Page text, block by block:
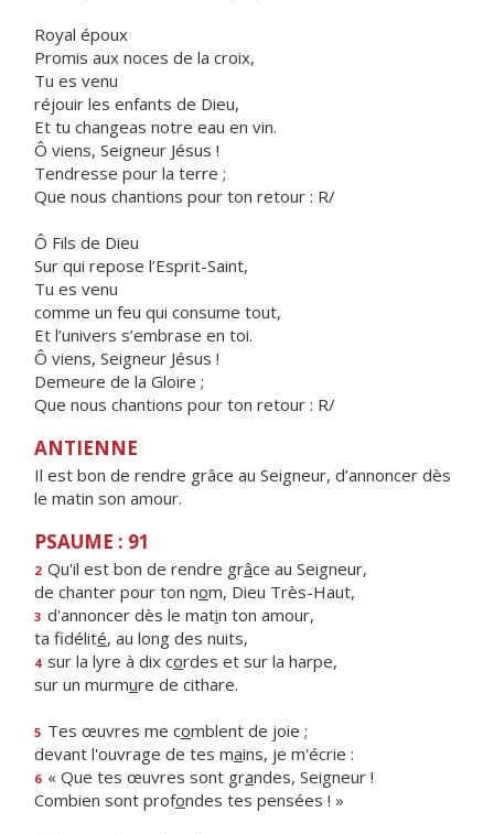
Royal époux
Promis aux noces de la croix,
Tu es venu
réjouir les enfants de Dieu,
Et tu changeas notre eau en vin.
Ô viens, Seigneur Jésus !
Tendresse pour la terre ;
Que nous chantions pour ton retour : R/
Ô Fils de Dieu
Sur qui repose l’Esprit-Saint,
Tu es venu
comme un feu qui consume tout,
Et l’univers s’embrase en toi.
Ô viens, Seigneur Jésus !
Demeure de la Gloire ;
Que nous chantions pour ton retour : R/
ANTIENNE
Il est bon de rendre grâce au Seigneur, d’annoncer dès
le matin son amour.
PSAUME : 91
2 Qu'il est bon de rendre grâce au Seigneur,
de chanter pour ton nom, Dieu Très-Haut,
3 d'annoncer dès le matin ton amour,
ta fidélité, au long des nuits,
4 sur la lyre à dix cordes et sur la harpe,
sur un murmure de cithare.
5 Tes œuvres me comblent de joie ;
devant l'ouvrage de tes mains, je m'écrie :
6 « Que tes œuvres sont grandes, Seigneur !
Combien sont profondes tes pensées ! »